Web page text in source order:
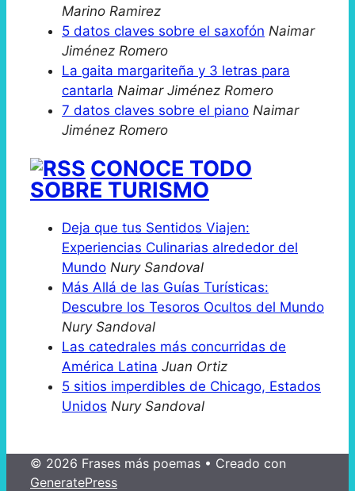
Marino Ramirez
5 datos claves sobre el saxofón Naimar
Jiménez Romero
La gaita margariteña y 3 letras para
cantarla Naimar Jiménez Romero
7 datos claves sobre el piano Naimar
Jiménez Romero
CONOCE TODO
SOBRE TURISMO
Deja que tus Sentidos Viajen:
Experiencias Culinarias alrededor del
Mundo Nury Sandoval
Más Allá de las Guías Turísticas:
Descubre los Tesoros Ocultos del Mundo
Nury Sandoval
Las catedrales más concurridas de
América Latina Juan Ortiz
5 sitios imperdibles de Chicago, Estados
Unidos Nury Sandoval
© 2026 Frases más poemas • Creado con
GeneratePress